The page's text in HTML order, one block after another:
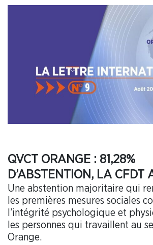
QVCT ORANGE : 81,28%
D’ABSTENTION, LA CFDT
Une abstention majoritaire qui
les premières mesures sociales
l’intégrité psychologique et
les personnes qui travaillent au
Orange.